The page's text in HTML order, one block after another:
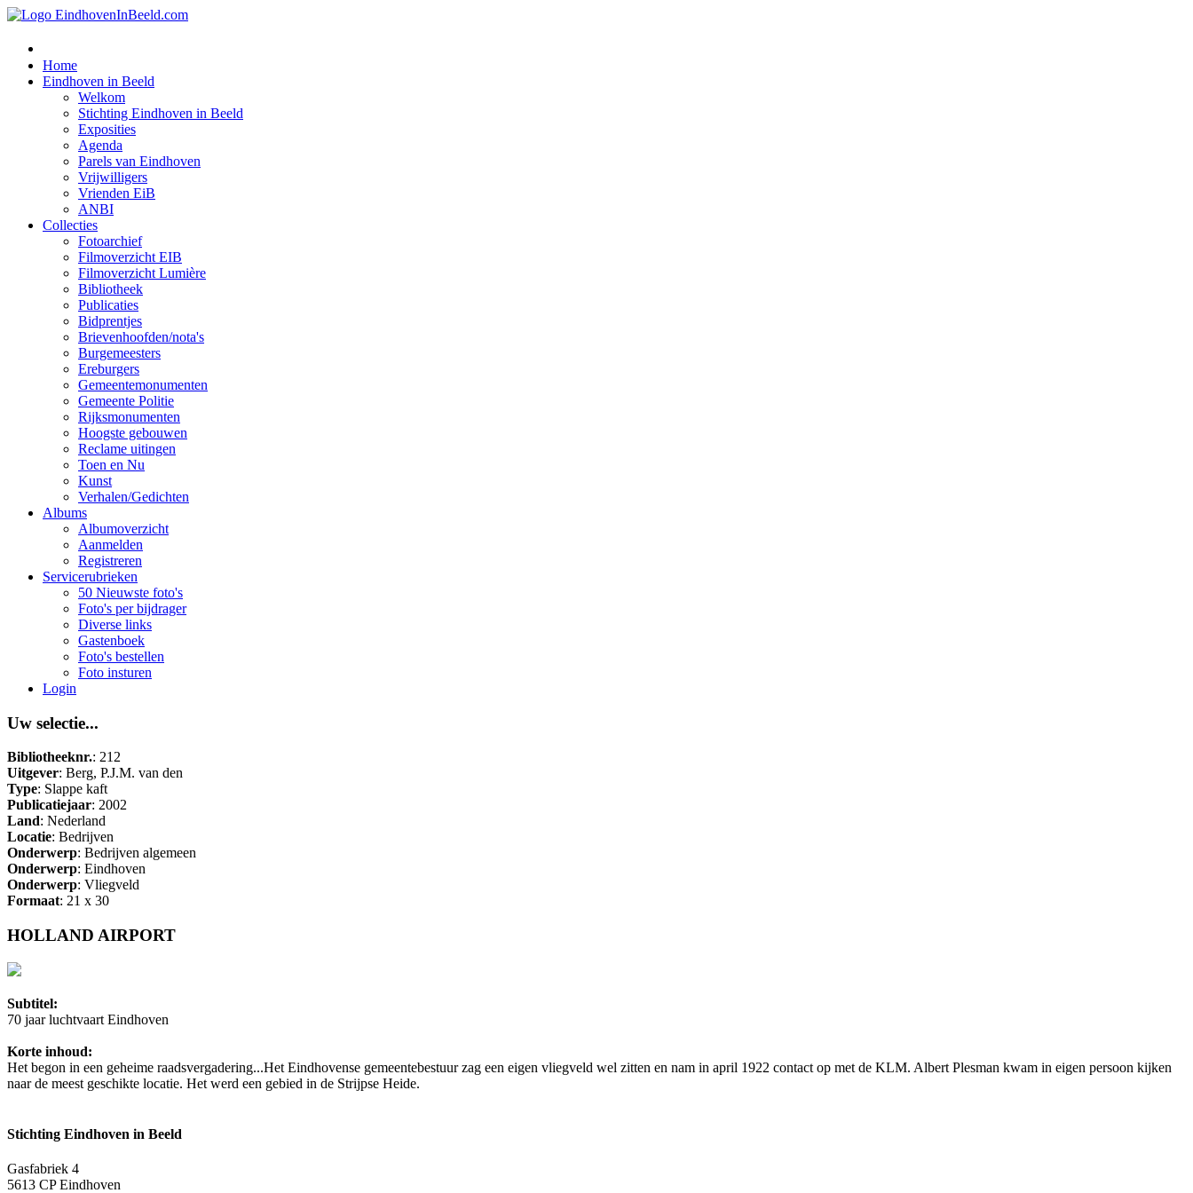
Home
Eindhoven in Beeld
Welkom
Stichting Eindhoven in Beeld
Exposities
Agenda
Parels van Eindhoven
Vrijwilligers
Vrienden EiB
ANBI
Collecties
Fotoarchief
Filmoverzicht EIB
Filmoverzicht Lumière
Bibliotheek
Publicaties
Bidprentjes
Brievenhoofden/nota's
Burgemeesters
Ereburgers
Gemeentemonumenten
Gemeente Politie
Rijksmonumenten
Hoogste gebouwen
Reclame uitingen
Toen en Nu
Kunst
Verhalen/Gedichten
Albums
Albumoverzicht
Aanmelden
Registreren
Servicerubrieken
50 Nieuwste foto's
Foto's per bijdrager
Diverse links
Gastenboek
Foto's bestellen
Foto insturen
Login
Uw selectie...
Bibliotheeknr.: 212
Uitgever: Berg, P.J.M. van den
Type: Slappe kaft
Publicatiejaar: 2002
Land: Nederland
Locatie: Bedrijven
Onderwerp: Bedrijven algemeen
Onderwerp: Eindhoven
Onderwerp: Vliegveld
Formaat: 21 x 30
HOLLAND AIRPORT
Subtitel:
70 jaar luchtvaart Eindhoven
Korte inhoud:
Het begon in een geheime raadsvergadering...Het Eindhovense gemeentebestuur zag een eigen vliegveld wel zitten en nam in april 1922 contact op met de KLM. Albert Plesman kwam in eigen persoon kijken
naar de meest geschikte locatie. Het werd een gebied in de Strijpse Heide.
Stichting Eindhoven in Beeld
Gasfabriek 4
5613 CP Eindhoven